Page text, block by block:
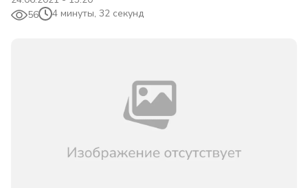
56
4 минуты, 32 секунд